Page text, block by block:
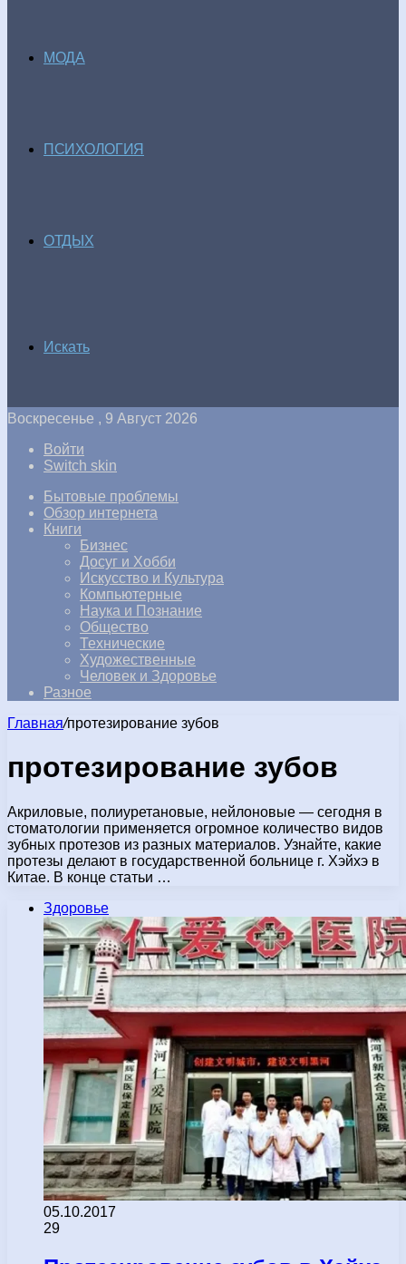
МОДА
ПСИХОЛОГИЯ
ОТДЫХ
Искать
Воскресенье , 9 Август 2026
Войти
Switch skin
Бытовые проблемы
Обзор интернета
Книги
Бизнес
Досуг и Хобби
Искусство и Культура
Компьютерные
Наука и Познание
Общество
Технические
Художественные
Человек и Здоровье
Разное
Главная/протезирование зубов
протезирование зубов
Акриловые, полиуретановые, нейлоновые — сегодня в
стоматологии применяется огромное количество видов
зубных протезов из разных материалов. Узнайте, какие
протезы делают в государственной больнице г. Хэйхэ в
Китае. В конце статьи …
Здоровье
05.10.2017
29